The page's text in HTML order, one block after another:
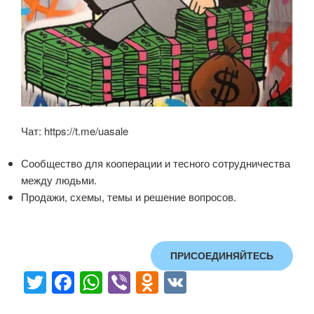
Чат: https://t.me/uasale
Сообщество для кооперации и тесного сотрудничества
между людьми.
Продажи, схемы, темы и решение вопросов.
ПРИСОЕДИНЯЙТЕСЬ
T F W Vi O